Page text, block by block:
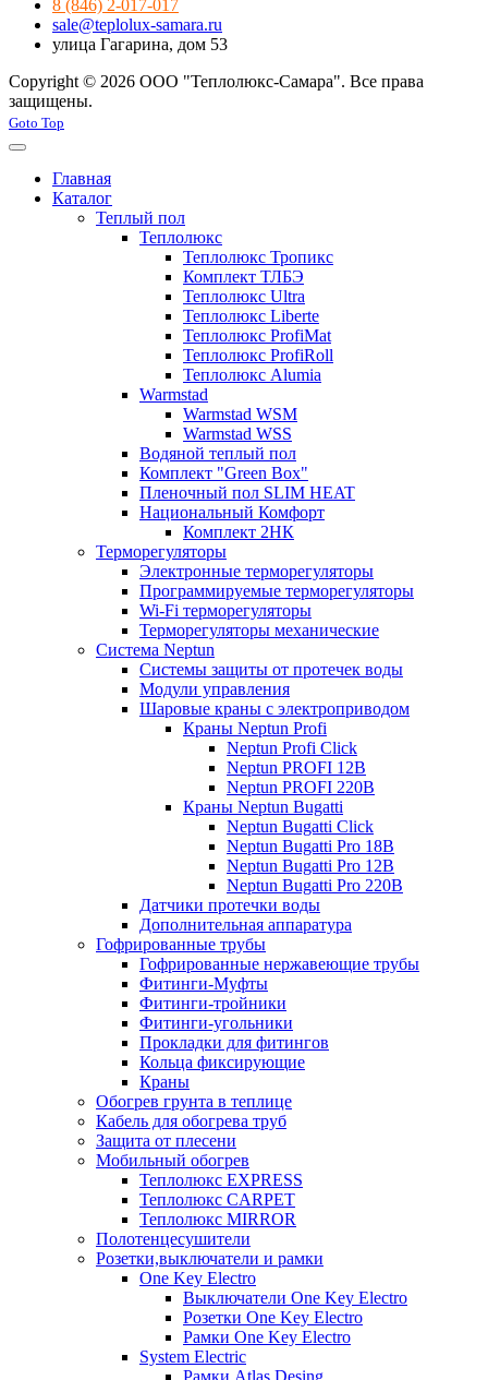
8 (846) 2-017-017
sale@teplolux-samara.ru
улица Гагарина, дом 53
Copyright © 2026 ООО "Теплолюкс-Самара". Все права
защищены.
Joomla! 3 Templates
Goto Top
Главная
Каталог
Теплый пол
Теплолюкс
Теплолюкс Тропикс
Комплект ТЛБЭ
Теплолюкс Ultra
Теплолюкс Liberte
Теплолюкс ProfiMat
Теплолюкс ProfiRoll
Теплолюкс Alumia
Warmstad
Warmstad WSM
Warmstad WSS
Водяной теплый пол
Комплект "Green Box"
Пленочный пол SLIM HEAT
Национальный Комфорт
Комплект 2НК
Терморегуляторы
Электронные терморегуляторы
Программируемые терморегуляторы
Wi-Fi терморегуляторы
Терморегуляторы механические
Система Neptun
Системы защиты от протечек воды
Модули управления
Шаровые краны с электроприводом
Краны Neptun Profi
Neptun Profi Click
Neptun PROFI 12В
Neptun PROFI 220В
Краны Neptun Bugatti
Neptun Bugatti Click
Neptun Bugatti Pro 18В
Neptun Bugatti Pro 12В
Neptun Bugatti Pro 220В
Датчики протечки воды
Дополнительная аппаратура
Гофрированные трубы
Гофрированные нержавеющие трубы
Фитинги-Муфты
Фитинги-тройники
Фитинги-угольники
Прокладки для фитингов
Кольца фиксирующие
Краны
Обогрев грунта в теплице
Кабель для обогрева труб
Защита от плесени
Мобильный обогрев
Теплолюкс EXPRESS
Теплолюкс CARPET
Теплолюкс MIRROR
Полотенцесушители
Розетки,выключатели и рамки
One Key Electro
Выключатели One Key Electro
Розетки One Key Electro
Рамки One Key Electro
System Electric